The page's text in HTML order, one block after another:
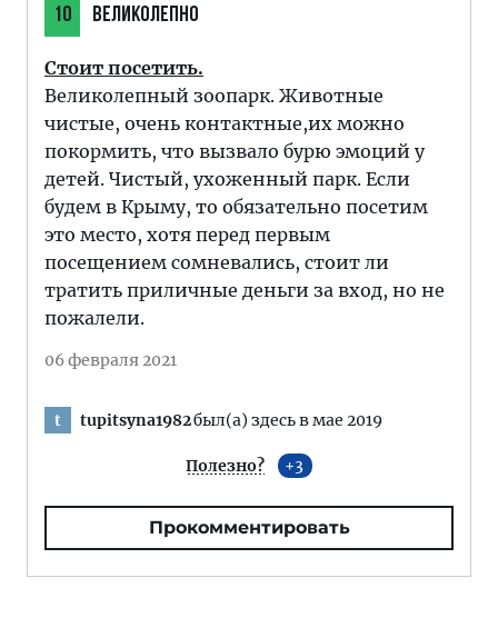
10 ВЕЛИКОЛЕПНО
Стоит посетить.
Великолепный зоопарк. Животные
чистые, очень контактные,их можно
покормить, что вызвало бурю эмоций у
детей. Чистый, ухоженный парк. Если
будем в Крыму, то обязательно посетим
это место, хотя перед первым
посещением сомневались, стоит ли
тратить приличные деньги за вход, но не
пожалели.
06 февраля 2021
t tupitsyna1982был(а) здесь в мае 2019
Полезно? 3
Прокомментировать